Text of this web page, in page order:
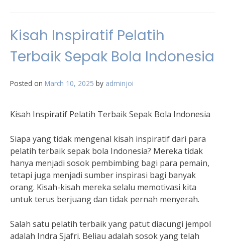
Kisah Inspiratif Pelatih
Terbaik Sepak Bola Indonesia
Posted on March 10, 2025 by adminjoi
Kisah Inspiratif Pelatih Terbaik Sepak Bola Indonesia
Siapa yang tidak mengenal kisah inspiratif dari para
pelatih terbaik sepak bola Indonesia? Mereka tidak
hanya menjadi sosok pembimbing bagi para pemain,
tetapi juga menjadi sumber inspirasi bagi banyak
orang. Kisah-kisah mereka selalu memotivasi kita
untuk terus berjuang dan tidak pernah menyerah.
Salah satu pelatih terbaik yang patut diacungi jempol
adalah Indra Sjafri. Beliau adalah sosok yang telah